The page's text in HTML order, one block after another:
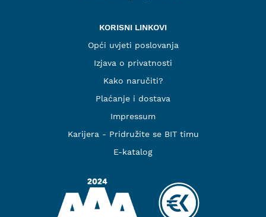
KORISNI LINKOVI
Opći uvjeti poslovanja
Izjava o privatnosti
Kako naručiti?
Plaćanje i dostava
Impressum
Karijera - Pridružite se BIT timu
E-katalog